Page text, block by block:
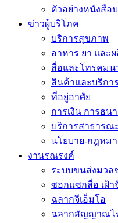
ตัวอย่างหนังสือ
ข่าวผู้บริโภค
บริการสุขภาพ
อาหาร ยา แล
สื่อและโทรคมน
สินค้าและบริกา
ที่อยู่อาศัย
การเงิน การธน
บริการสาธารณะ
นโยบาย-กฎหม
งานรณรงค์
ระบบขนส่งมวล
ซอกแซกสื่อ เฝ้
ฉลากจีเอ็มโอ
ฉลากสัญญาณไ